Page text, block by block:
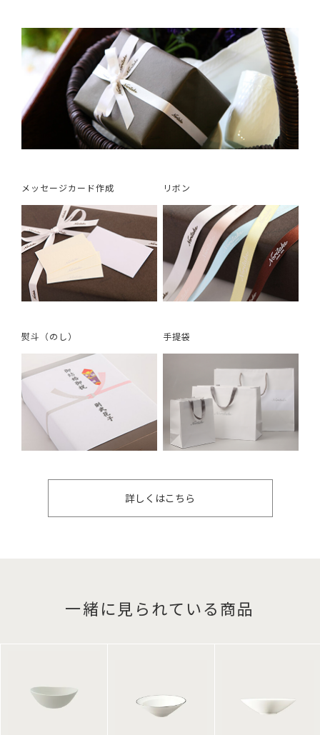
メッセージカード作成 リボン
熨斗（のし） 手提袋
詳しくはこちら
一緒に見られている商品